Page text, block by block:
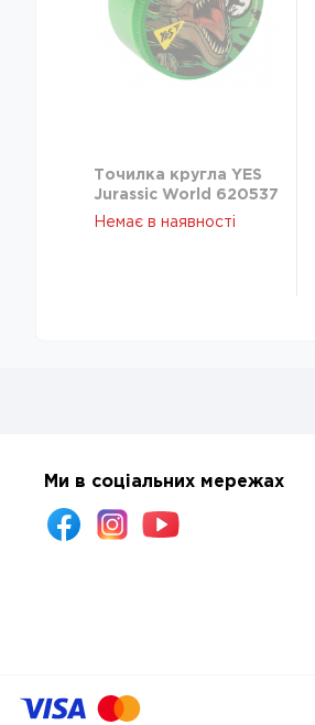
Точилка кругла YES
Jurassic World 620537
Немає в наявності
Ми в соціальних мережах